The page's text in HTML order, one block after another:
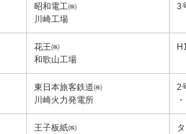
昭和電工㈱
川崎工場
3
花王㈱
和歌山工場
東日本旅客鉄道㈱
川崎火力発電所
2
王子板紙㈱